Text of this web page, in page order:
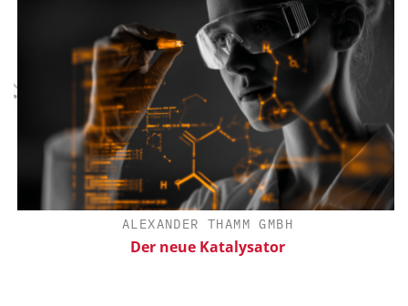
ALEXANDER THAMM GMBH
Der neue Katalysator